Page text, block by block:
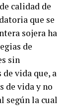
calidad de
que se
sojera ha
de
sin
vida que, a
de vida y no
según la cual